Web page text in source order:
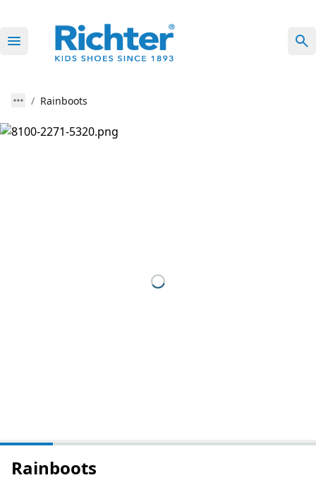
Rainboots
Rainboots